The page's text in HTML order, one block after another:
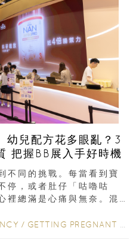
幼兒配方花多眼亂？3
把握BB展入手好時機
不同的挑戰。每當看到寶
停，或者肚仔「咕嚕咕
裡總滿是心痛與無奈。混
/ GETTING PREGNANT